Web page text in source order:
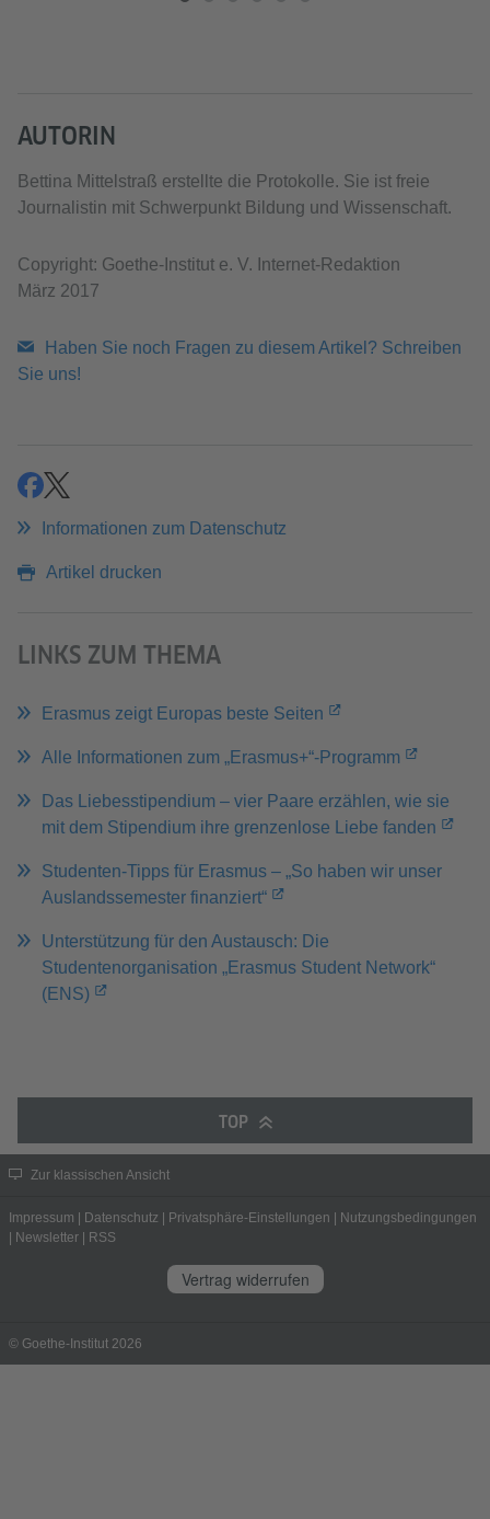
AUTORIN
Bettina Mittelstraß erstellte die Protokolle. Sie ist freie
Journalistin mit Schwerpunkt Bildung und Wissenschaft.
Copyright: Goethe-Institut e. V. Internet-Redaktion
März 2017
Haben Sie noch Fragen zu diesem Artikel? Schreiben
Sie uns!
teilenteilen
Informationen zum Datenschutz
Artikel drucken
LINKS ZUM THEMA
Erasmus zeigt Europas beste Seiten
Alle Informationen zum „Erasmus+“-Programm
Das Liebesstipendium – vier Paare erzählen, wie sie
mit dem Stipendium ihre grenzenlose Liebe fanden
Studenten-Tipps für Erasmus – „So haben wir unser
Auslandssemester finanziert“
Unterstützung für den Austausch: Die
Studentenorganisation „Erasmus Student Network“
(ENS)
TOP
Zur klassischen Ansicht
Impressum | Datenschutz | Privatsphäre-Einstellungen | Nutzungsbedingungen
| Newsletter | RSS
Vertrag widerrufen
© Goethe-Institut 2026